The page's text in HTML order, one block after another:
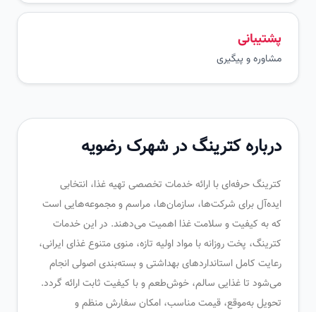
پشتیبانی
مشاوره و پیگیری
درباره کترینگ در شهرک رضویه
کترینگ حرفه‌ای با ارائه خدمات تخصصی تهیه غذا، انتخابی
ایده‌آل برای شرکت‌ها، سازمان‌ها، مراسم و مجموعه‌هایی است
که به کیفیت و سلامت غذا اهمیت می‌دهند. در این خدمات
کترینگ، پخت روزانه با مواد اولیه تازه، منوی متنوع غذای ایرانی،
رعایت کامل استانداردهای بهداشتی و بسته‌بندی اصولی انجام
می‌شود تا غذایی سالم، خوش‌طعم و با کیفیت ثابت ارائه گردد.
تحویل به‌موقع، قیمت مناسب، امکان سفارش منظم و